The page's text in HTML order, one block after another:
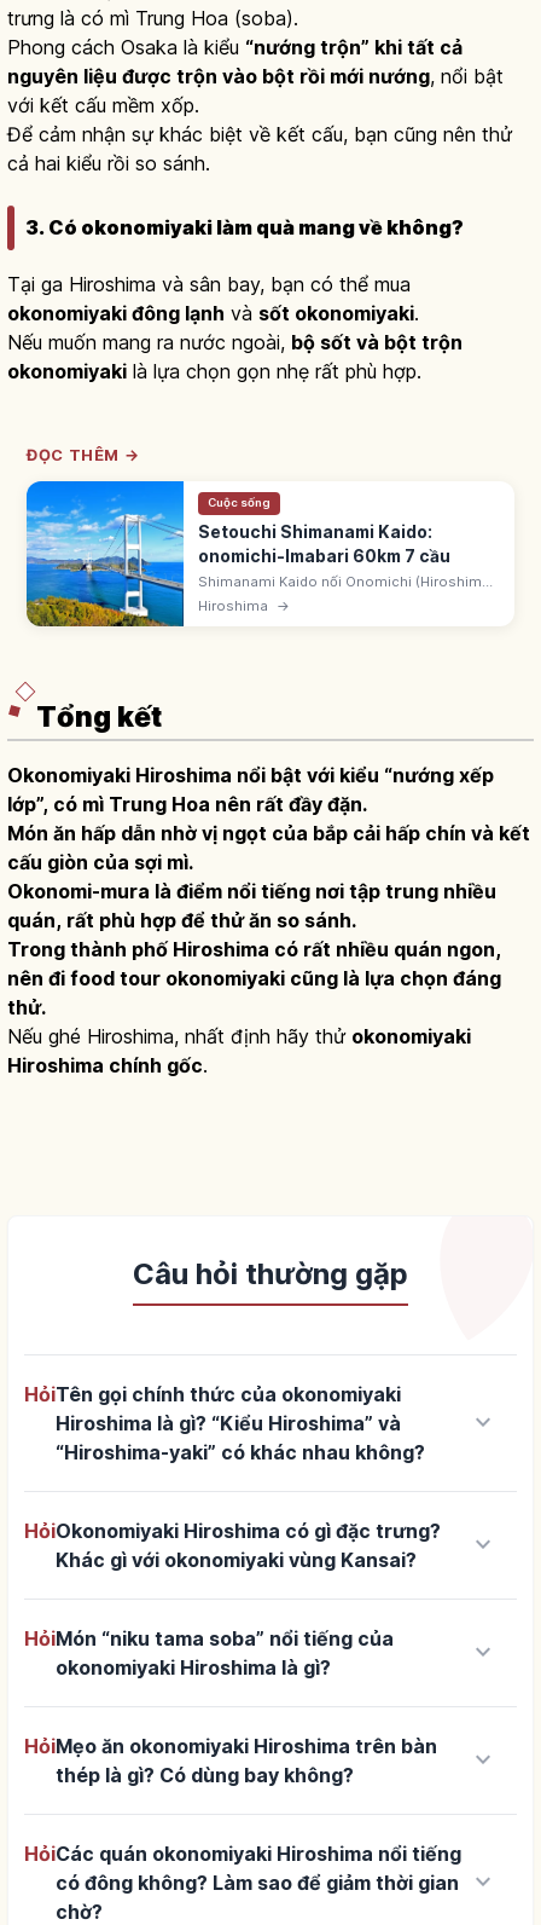
trưng là có mì Trung Hoa (soba).
Phong cách Osaka là kiểu “nướng trộn” khi tất cả
nguyên liệu được trộn vào bột rồi mới nướng, nổi bật
với kết cấu mềm xốp.
Để cảm nhận sự khác biệt về kết cấu, bạn cũng nên thử
cả hai kiểu rồi so sánh.
3. Có okonomiyaki làm quà mang về không?
Tại ga Hiroshima và sân bay, bạn có thể mua
okonomiyaki đông lạnh và sốt okonomiyaki.
Nếu muốn mang ra nước ngoài, bộ sốt và bột trộn
okonomiyaki là lựa chọn gọn nhẹ rất phù hợp.
ĐỌC THÊM →
Cuộc sống
Setouchi Shimanami Kaido:
onomichi-Imabari 60km 7 cầu
Shimanami Kaido nối Onomichi (Hiroshima)
- Imabari (Ehime) ~60km, qua 6 đảo trên
Hiroshima →
Tổng kết
Okonomiyaki Hiroshima nổi bật với kiểu “nướng xếp
lớp”, có mì Trung Hoa nên rất đầy đặn.
Món ăn hấp dẫn nhờ vị ngọt của bắp cải hấp chín và kết
cấu giòn của sợi mì.
Okonomi-mura là điểm nổi tiếng nơi tập trung nhiều
quán, rất phù hợp để thử ăn so sánh.
Trong thành phố Hiroshima có rất nhiều quán ngon,
nên đi food tour okonomiyaki cũng là lựa chọn đáng
thử.
Nếu ghé Hiroshima, nhất định hãy thử okonomiyaki
Hiroshima chính gốc.
Câu hỏi thường gặp
HỏiTên gọi chính thức của okonomiyaki
Hiroshima là gì? “Kiểu Hiroshima” và
“Hiroshima-yaki” có khác nhau không?
keyboard_arrow_down
HỏiOkonomiyaki Hiroshima có gì đặc trưng?
Khác gì với okonomiyaki vùng Kansai?
keyboard_arrow_down
HỏiMón “niku tama soba” nổi tiếng của
okonomiyaki Hiroshima là gì?
keyboard_arrow_down
HỏiMẹo ăn okonomiyaki Hiroshima trên bàn
thép là gì? Có dùng bay không?
keyboard_arrow_down
HỏiCác quán okonomiyaki Hiroshima nổi tiếng
có đông không? Làm sao để giảm thời gian
chờ?
keyboard_arrow_down